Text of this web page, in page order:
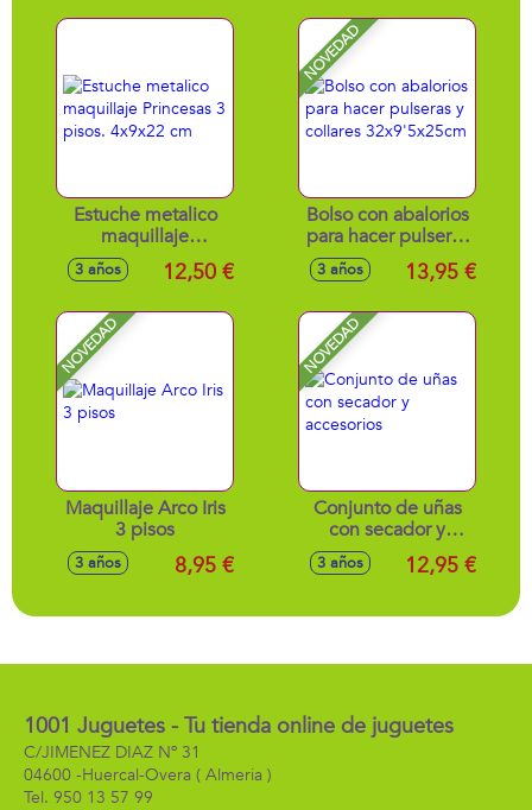
más hippy fashion -
Modelos surtidos
Estuche metalico
maquillaje
Princesas 3 pisos.
4x9x22 cm
3 años 12,50 €
NOVEDAD
Bolso con abalorios
para hacer pulseras
y collares
32x9'5x25cm
3 años 13,95 €
NOVEDAD
Maquillaje Arco Iris
3 pisos
3 años 8,95 €
NOVEDAD
Conjunto de uñas
con secador y
accesorios
3 años 12,95 €
1001 Juguetes - Tu tienda online de juguetes
C/JIMENEZ DIAZ Nº 31
04600 -Huercal-Overa ( Almeria )
950 13 57 99